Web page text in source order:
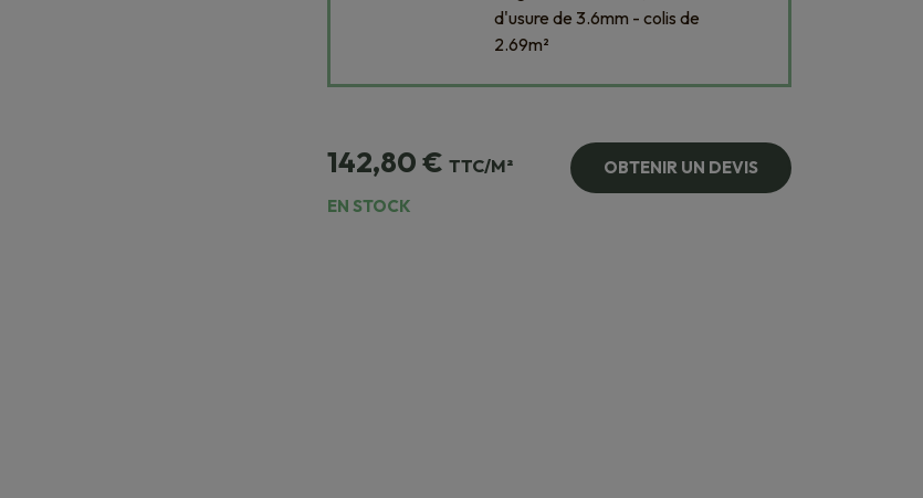
d'usure de 3.6mm - colis de
2.69m²
142,80€ TTC/M²
OBTENIR UN DEVIS
EN STOCK